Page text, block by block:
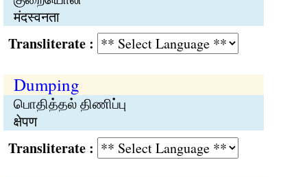
मंदस्वनता
:
Dumping
பொதித்தல் திணிப்பு
क्षेपण
: